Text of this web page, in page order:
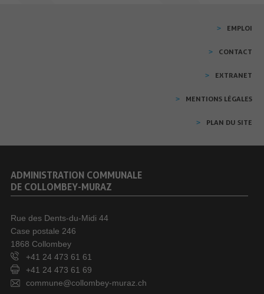
EMPLOI
CONTACT
EXTRANET
MENTIONS LÉGALES
PLAN DU SITE
ADMINISTRATION COMMUNALE
DE COLLOMBEY-MURAZ
Rue des Dents-du-Midi 44
Case postale 246
1868 Collombey
+41 24 473 61 61
+41 24 473 61 69
commune@collombey-muraz.ch